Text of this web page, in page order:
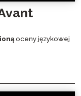
oceny językowej